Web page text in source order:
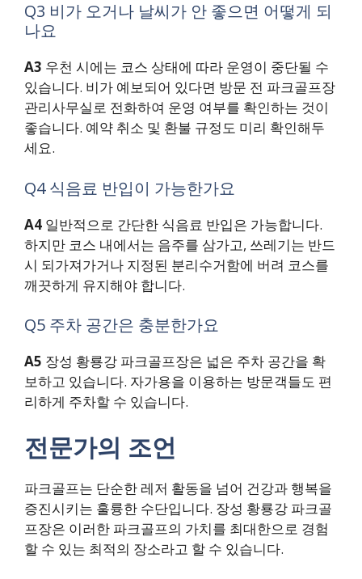
Q3 비가 오거나 날씨가 안 좋으면 어떻게 되
나요
A3 우천 시에는 코스 상태에 따라 운영이 중단될 수
있습니다. 비가 예보되어 있다면 방문 전 파크골프장
관리사무실로 전화하여 운영 여부를 확인하는 것이
좋습니다. 예약 취소 및 환불 규정도 미리 확인해두
세요.
Q4 식음료 반입이 가능한가요
A4 일반적으로 간단한 식음료 반입은 가능합니다.
하지만 코스 내에서는 음주를 삼가고, 쓰레기는 반드
시 되가져가거나 지정된 분리수거함에 버려 코스를
깨끗하게 유지해야 합니다.
Q5 주차 공간은 충분한가요
A5 장성 황룡강 파크골프장은 넓은 주차 공간을 확
보하고 있습니다. 자가용을 이용하는 방문객들도 편
리하게 주차할 수 있습니다.
전문가의 조언
파크골프는 단순한 레저 활동을 넘어 건강과 행복을
증진시키는 훌륭한 수단입니다. 장성 황룡강 파크골
프장은 이러한 파크골프의 가치를 최대한으로 경험
할 수 있는 최적의 장소라고 할 수 있습니다.